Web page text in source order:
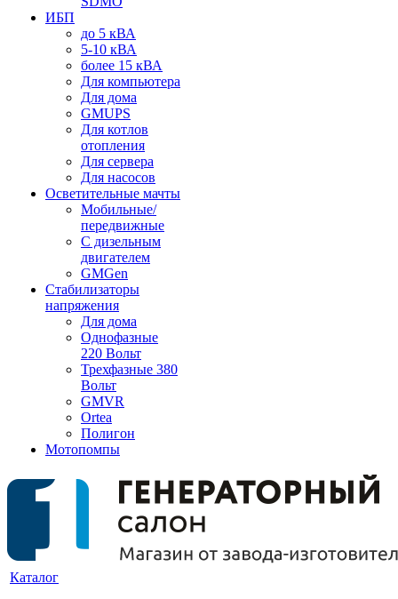
ИБП
до 5 кВА
5-10 кВА
более 15 кВА
Для компьютера
Для дома
GMUPS
Для котлов
отопления
Для сервера
Для насосов
Осветительные мачты
Мобильные/
передвижные
С дизельным
двигателем
GMGen
Стабилизаторы
напряжения
Для дома
Однофазные
220 Вольт
Трехфазные 380
Вольт
GMVR
Ortea
Полигон
Мотопомпы
Каталог